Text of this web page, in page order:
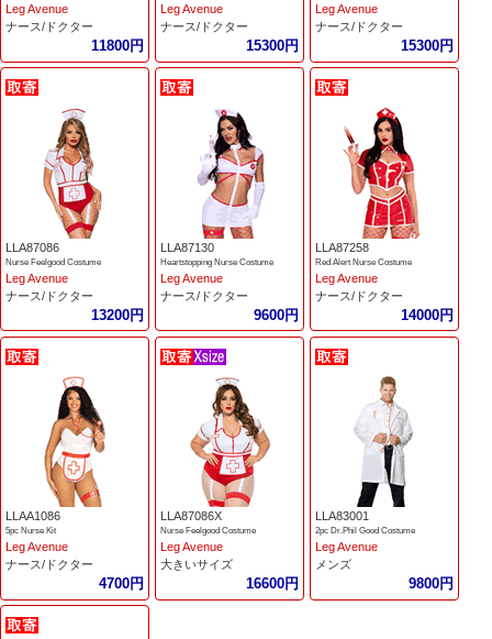
Leg Avenue
ナース/ドクター
11800円
Leg Avenue
ナース/ドクター
15300円
Leg Avenue
ナース/ドクター
15300円
LLA87086
Nurse Feelgood Costume
Leg Avenue
ナース/ドクター
13200円
LLA87130
Heartstopping Nurse Costume
Leg Avenue
ナース/ドクター
9600円
LLA87258
Red Alert Nurse Costume
Leg Avenue
ナース/ドクター
14000円
LLAA1086
5pc Nurse Kit
Leg Avenue
ナース/ドクター
4700円
LLA87086X
Nurse Feelgood Costume
Leg Avenue
大きいサイズ
16600円
LLA83001
2pc Dr.Phil Good Costume
Leg Avenue
メンズ
9800円